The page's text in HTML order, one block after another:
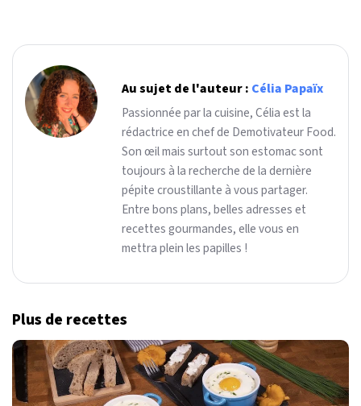
Au sujet de l'auteur : Célia Papaïx
Passionnée par la cuisine, Célia est la
rédactrice en chef de Demotivateur Food.
Son œil mais surtout son estomac sont
toujours à la recherche de la dernière
pépite croustillante à vous partager.
Entre bons plans, belles adresses et
recettes gourmandes, elle vous en
mettra plein les papilles !
Plus de recettes